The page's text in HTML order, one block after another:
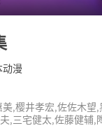
动漫
,樱井孝宏,佐佐木
,三宅健太,佐藤健辅,